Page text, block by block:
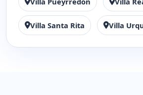
Villa Santa Rita Villa